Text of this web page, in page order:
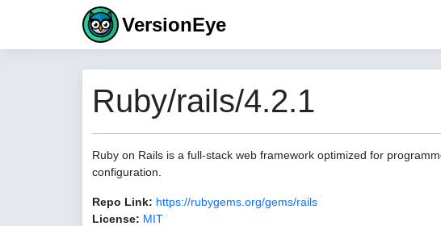
VersionEye
Ruby/rails/4.2.1
Ruby on Rails is a full-stack web framework optimized for
configuration.
Repo Link: https://rubygems.org/gems/rails
License: MIT